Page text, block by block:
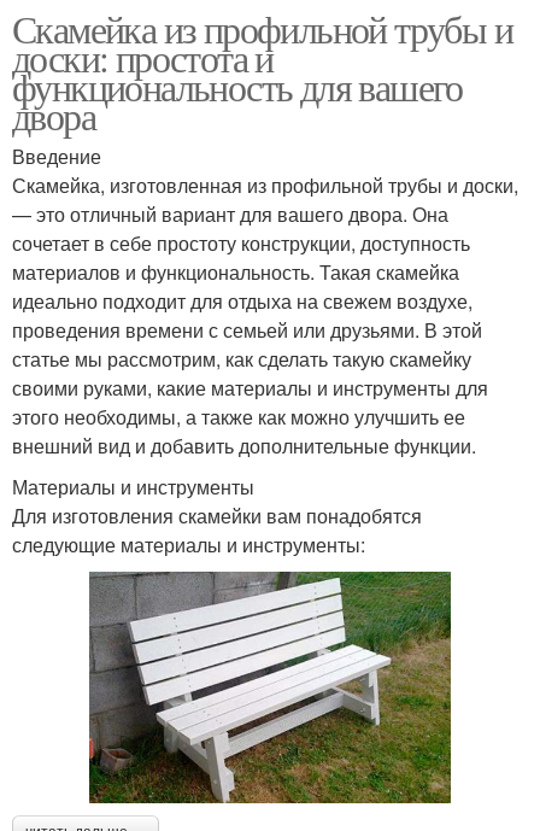
Скамейка из профильной трубы и
доски: простота и
функциональность для вашего
двора
Введение
Скамейка, изготовленная из профильной трубы и доски,
— это отличный вариант для вашего двора. Она
сочетает в себе простоту конструкции, доступность
материалов и функциональность. Такая скамейка
идеально подходит для отдыха на свежем воздухе,
проведения времени с семьей или друзьями. В этой
статье мы рассмотрим, как сделать такую скамейку
своими руками, какие материалы и инструменты для
этого необходимы, а также как можно улучшить ее
внешний вид и добавить дополнительные функции.
Материалы и инструменты
Для изготовления скамейки вам понадобятся
следующие материалы и инструменты: